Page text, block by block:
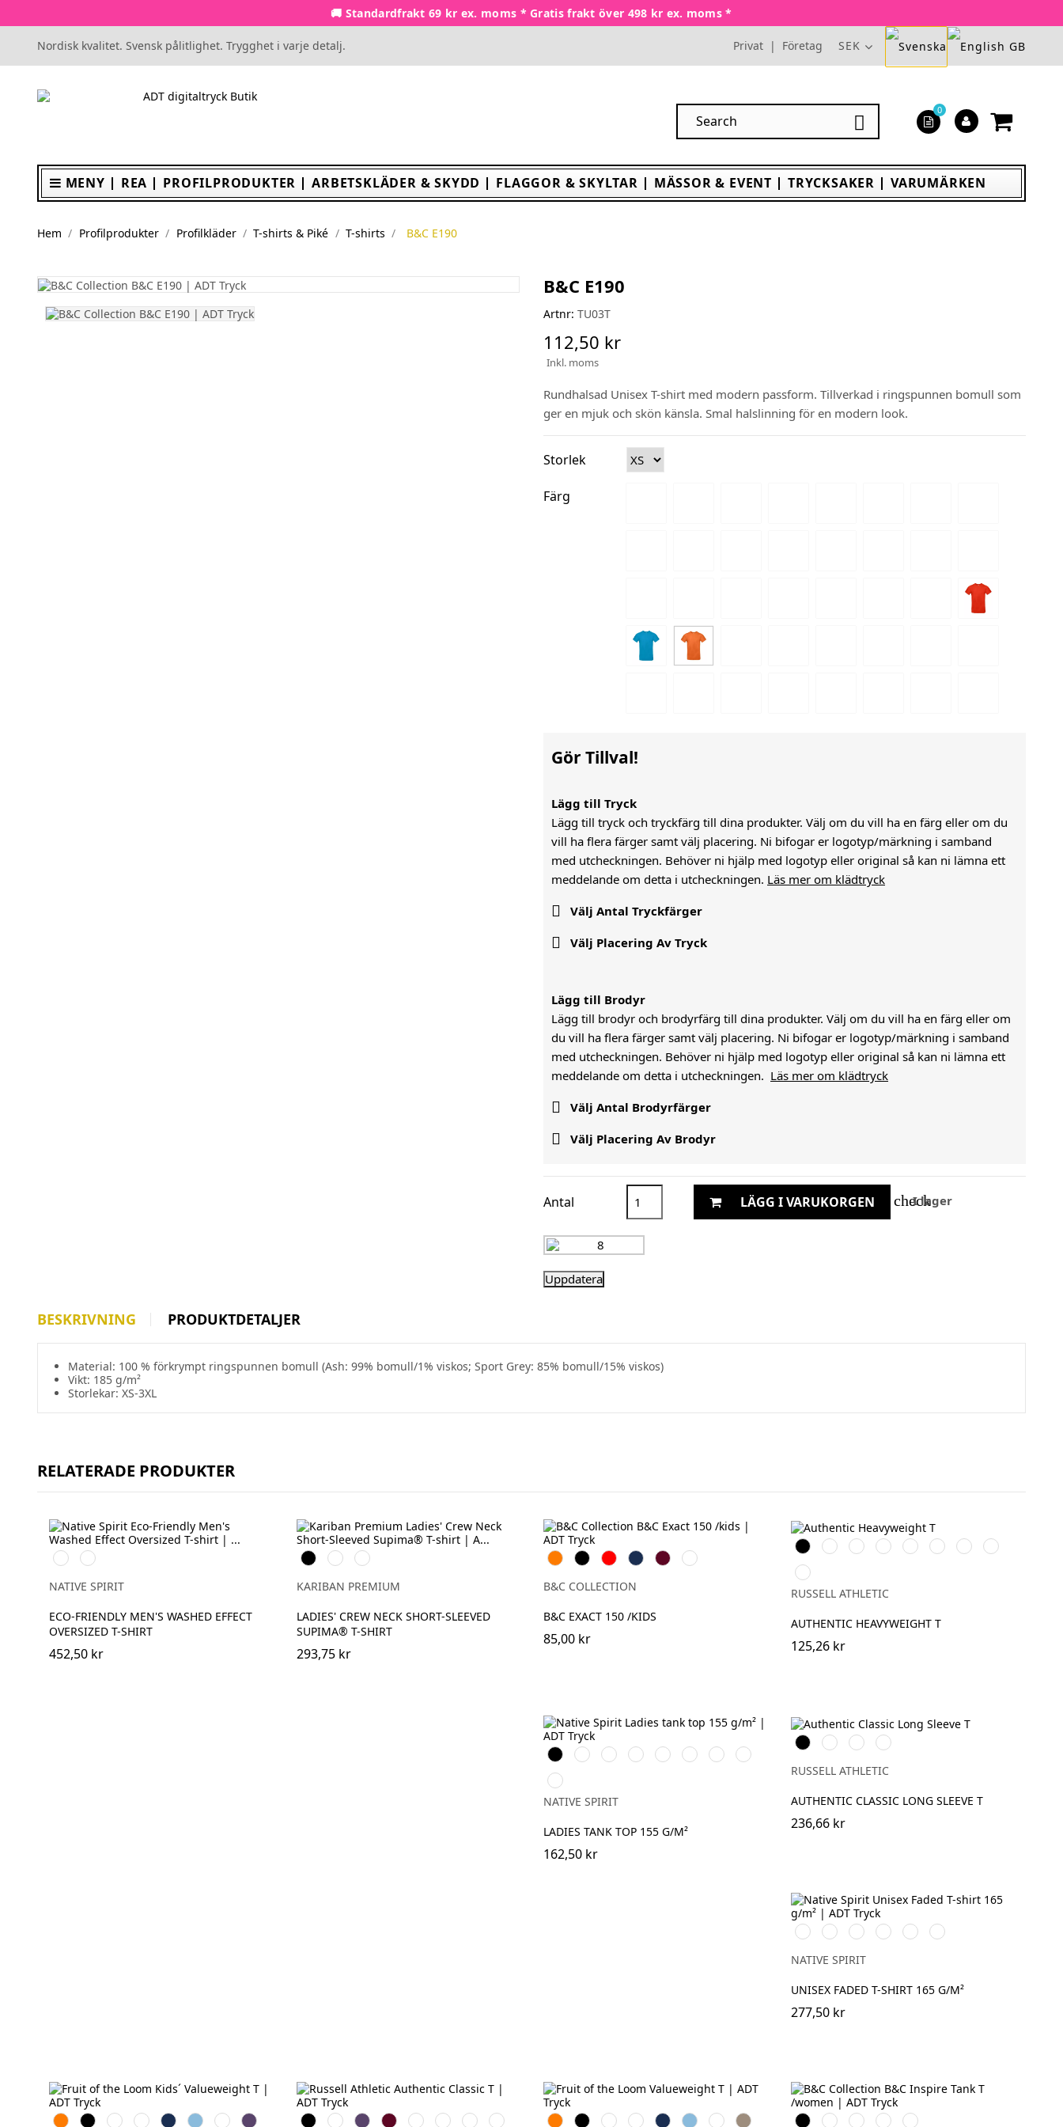
🚚 Standardfrakt 69 kr ex. moms * Gratis frakt över 498 kr ex. moms *
Nordisk kvalitet. Svensk pålitlighet. Trygghet i varje detalj. Privat | Företag SEK

0
MENY REA PROFILPRODUKTER ARBETSKLÄDER & SKYDD FLAGGOR & SKYLTAR MÄSSOR & EVENT TRYCKSAKER VARUMÄRKEN
Hem Profilprodukter Profilkläder T-shirts & Piké T-shirts B&C E190
B&C E190
Artnr: TU03T
112,50 kr
Inkl. moms
Rundhalsad Unisex T-shirt med modern passform. Tillverkad i ringspunnen bomull som
ger en mjuk och skön känsla. Smal halslinning för en modern look.
Storlek
Färg
Gör Tillval!
Lägg till Tryck
Lägg till tryck och tryckfärg till dina produkter. Välj om du vill ha en färg eller om du
vill ha flera färger samt välj placering. Ni bifogar er logotyp/märkning i samband
med utcheckningen. Behöver ni hjälp med logotyp eller original så kan ni lämna ett
meddelande om detta i utcheckningen. Läs mer om klädtryck
 Välj Antal Tryckfärger
 Välj Placering Av Tryck
Lägg till Brodyr
Lägg till brodyr och brodyrfärg till dina produkter. Välj om du vill ha en färg eller om
du vill ha flera färger samt välj placering. Ni bifogar er logotyp/märkning i samband
med utcheckningen. Behöver ni hjälp med logotyp eller original så kan ni lämna ett
meddelande om detta i utcheckningen. Läs mer om klädtryck
 Välj Antal Brodyrfärger
 Välj Placering Av Brodyr
Antal LÄGG I VARUKORGEN check
I lager
BESKRIVNING PRODUKTDETALJER
Material: 100 % förkrympt ringspunnen bomull (Ash: 99% bomull/1% viskos; Sport Grey: 85% bomull/15% viskos)
Vikt: 185 g/m²
Storlekar: XS-3XL
RELATERADE PRODUKTER
Washed
Black
Washed
Navy
Blue
NATIVE SPIRIT
ECO-FRIENDLY MEN'S WASHED EFFECT
OVERSIZED T-SHIRT
452,50 kr
Svart Vit
Deep
Navy
KARIBAN PREMIUM
LADIES' CREW NECK SHORT-SLEEVED
SUPIMA® T-SHIRT
293,75 kr
Orange
Svart Röd Navy Burgundy
Bottle
Green
B&C COLLECTION
B&C EXACT 150 /KIDS
85,00 kr
BlackWhiteFrench
Navy
Bright
Royal
Classic
Red
Tan
Convoy
Grey
Sport
Heather
Petrol
Blue
RUSSELL ATHLETIC
AUTHENTIC HEAVYWEIGHT T
125,26 kr
Svart Vit
Organic
Khaki
Wet
Sand
Navy
Blue
Mineral
Grey
Jade
Green
Petal
Rose
Pearl
Rose
NATIVE SPIRIT
LADIES TANK TOP 155 G/M²
162,50 kr
BlackWhiteFrench
Navy
Convoy
Grey
(Solid)
RUSSELL ATHLETIC
AUTHENTIC CLASSIC LONG SLEEVE T
236,66 kr
Washed
Organic
Khaki
Washed
Navy
Blue
Washed
Petal
Rose
Washed
Coal
Washed
Mineral
Washed
Paprika
NATIVE SPIRIT
UNISEX FADED T-SHIRT 165 G/M²
277,50 kr
OrangeBlackWhiteRed Navy Sky
RoyalPurple
BlackWhitePurpleBurgundy
FrenchBrightBottleClassic
OrangeBlackWhiteRed Navy Sky
RoyalKhaki
BlackWhiteCobaltSportFire